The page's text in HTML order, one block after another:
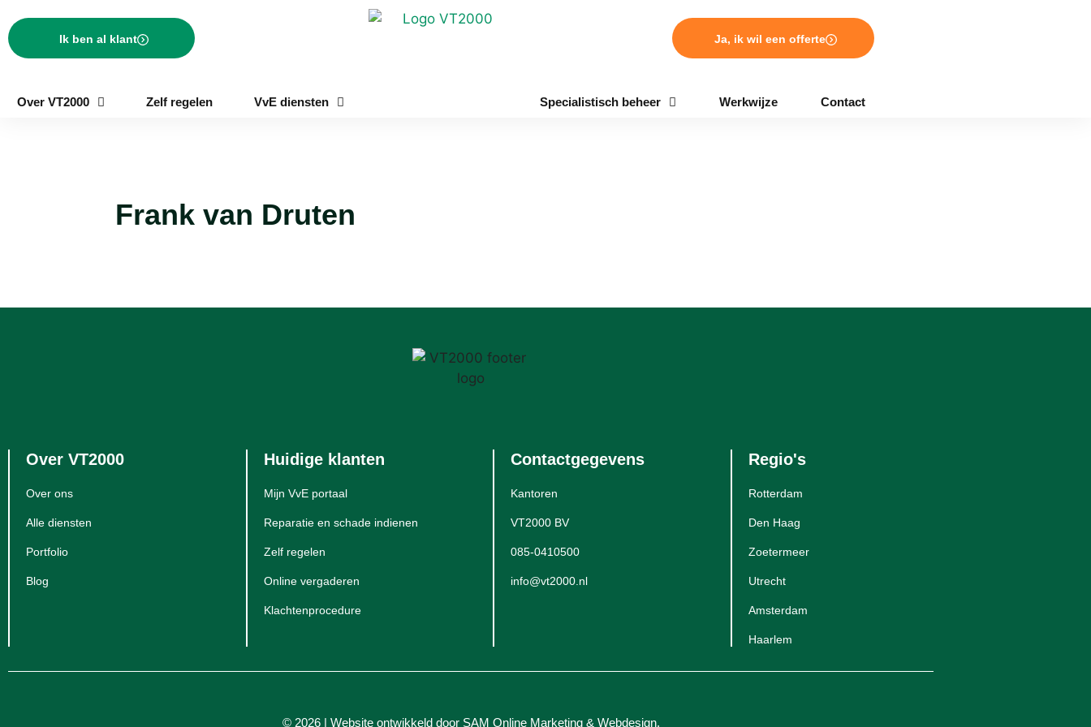
Ik ben al klant
Over VT2000 Zelf regelen VvE diensten
Ja, ik wil een offerte
Specialistisch beheer Werkwijze Contact
Frank van Druten
Over VT2000
Over ons
Alle diensten
Portfolio
Blog
Huidige klanten
Mijn VvE portaal
Reparatie en schade indienen
Zelf regelen
Online vergaderen
Klachtenprocedure
Contactgegevens
Kantoren
VT2000 BV
085-0410500
info@vt2000.nl
Regio's
Rotterdam
Den Haag
Zoetermeer
Utrecht
Amsterdam
Haarlem
© 2026 | Website ontwikkeld door SAM Online Marketing& Webdesign.